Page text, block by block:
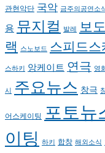
관현악단 국악 금주의공연소
용 뮤지컬 발레 보
랙 스노보드 스피드스
스하키 앙케이트 연극 영
시 주요뉴스 창극
어스케이팅 포토뉴
이팅 하키 합창 해외소식